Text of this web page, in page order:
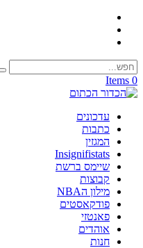
0 Items
עדכונים
כתבות
המגזין
Insignifistats
שיימס ברשת
קבוצות
מילון הNBA
פודקאסטים
פאנטזי
אוהדים
חנות